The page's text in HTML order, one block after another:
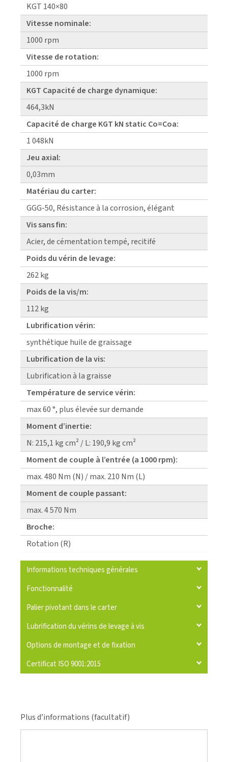
KGT 140×80
Vitesse nominale:
1000 rpm
Vitesse de rotation:
1000 rpm
KGT Capacité de charge dynamique:
464,3kN
Capacité de charge KGT kN static Co=Coa:
1 048kN
Jeu axial:
0,03mm
Matériau du carter:
GGG-50, Résistance à la corrosion, élégant
Vis sans fin:
Acier, de cémentation tempé, recitifé
Poids du vérin de levage:
262 kg
Poids de la vis/m:
112 kg
Lubrification vérin:
synthétique huile de graissage
Lubrification de la vis:
Lubrification à la graisse
Température de service vérin:
max 60 °, plus élevée sur demande
Moment d’inertie:
N: 215,1 kg cm² / L: 190,9 kg cm²
Moment de couple à l’entrée (a 1000 rpm):
max. 480 Nm (N) / max. 210 Nm (L)
Moment de couple passant:
max. 4 570 Nm
Broche:
Rotation (R)
Informations techniques générales
Fonctionnalité
Palier pivotant dans le carter
Lubrification du vérins de levage à vis
Options de montage et de fixation
Certificat ISO 9001:2015
Plus d’informations (facultatif)